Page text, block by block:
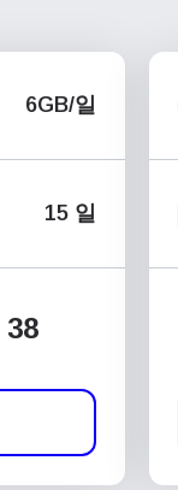
6GB/일
15 일
38